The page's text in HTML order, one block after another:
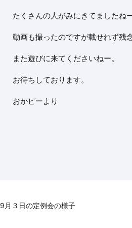
たくさんの人がみにきてましたね
動画も撮ったのですが載せれず残
また遊びに来てくださいねー。
お待ちしております。
おかピーより
9月３日の定例会の様子